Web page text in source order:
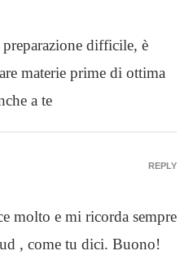
difficile, è
materie prime di ottima
a te
molto e mi ricorda sempre
, come tu dici. Buono!
REPLY